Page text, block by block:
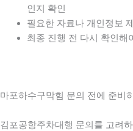
인지 확인
필요한 자료나 개인정보
최종 진행 전 다시 확인해
마포하수구막힘 문의 전에 준비
김포공항주차대행 문의를 고려